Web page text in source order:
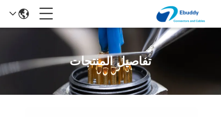
تفاصيل المنتجات